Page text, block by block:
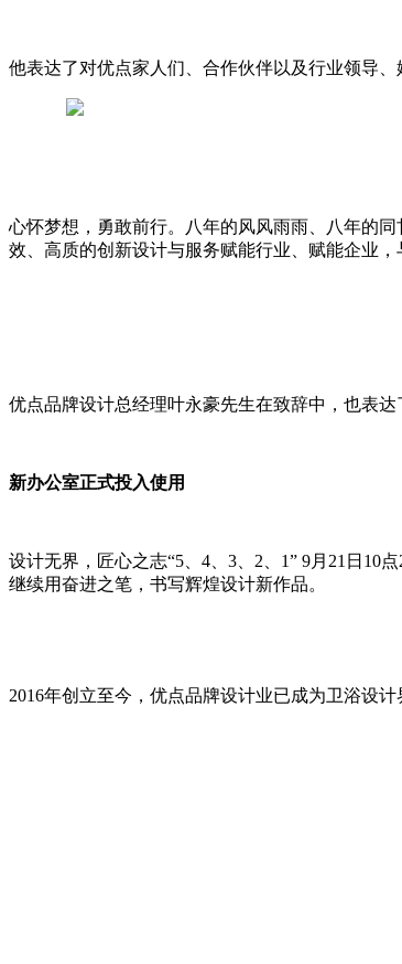
他表达了对优点家人们、合作伙伴以及行业领导
心怀梦想，勇敢前行。八年的风风雨雨、八年的
效、高质的创新设计与服务赋能行业、赋能企业，
优点品牌设计总经理叶永豪先生在致辞中，也表
新办公室正式投入使用
设计无界，匠心之志“5、4、3、2、1” 9月21日
继续用奋进之笔，书写辉煌设计新作品。
2016年创立至今，优点品牌设计业已成为卫浴设